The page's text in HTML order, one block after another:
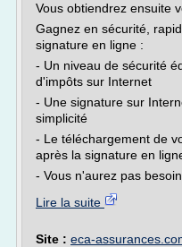
Vous obtiendrez ensuite
Gagnez en sécurité,
signature en ligne :
- Un niveau de sécurité
d'impôts sur Internet
- Une signature sur
simplicité
- Le téléchargement de
après la signature en
- Vous n'aurez pas
Lire la suite
Site : eca-